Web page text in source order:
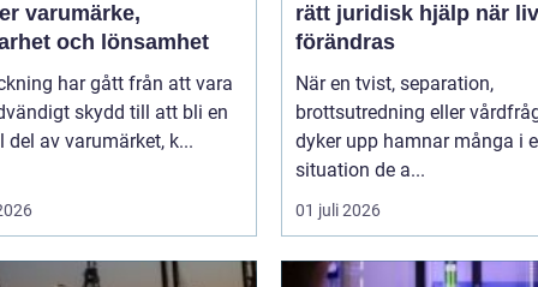
varumärke,
och lönsamhet
har gått från att vara
skydd till att bli en
del av varumärket, k...
rätt juridisk hjälp när
förändras
När en tvist, separation,
brottsutredning eller
dyker upp hamnar många i
situation de a...
01 juli 2026